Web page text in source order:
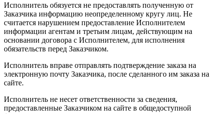
Исполнитель обязуется не предоставлять полученную от
Заказчика информацию неопределенному кругу лиц. Не
считается нарушением предоставление Исполнителем
информации агентам и третьим лицам, действующим на
основании договора с Исполнителем, для исполнения
обязательств перед Заказчиком.
Исполнитель вправе отправлять подтверждение заказа на
электронную почту Заказчика, после сделанного им заказа на
сайте.
Исполнитель не несет ответственности за сведения,
предоставленные Заказчиком на сайте в общедоступной